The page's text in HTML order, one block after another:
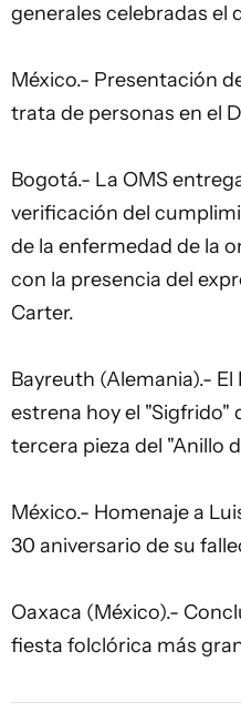
generales celebradas el
México.- Presentación
trata de personas en el
Bogotá.- La OMS
verificación del
de la enfermedad de la
con la presencia del
Carter.
Bayreuth (Alemania).- El
estrena hoy el "Sigfrido"
tercera pieza del "Anillo
México.- Homenaje a
30 aniversario de su
Oaxaca (México).-
fiesta folclórica más